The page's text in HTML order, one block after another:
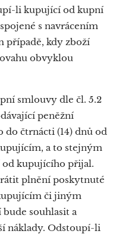
li kupující od kupní
s navrácením
případě, kdy zboží
obvyklou
smlouvy dle čl. 5.2
peněžní
čtrnácti (14) dnů od
a to stejným
od kupujícího přijal.
plnění poskytnuté
či jiným
souhlasit a
náklady. Odstoupí-li